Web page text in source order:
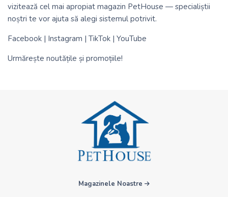
vizitează cel mai apropiat magazin PetHouse — specialiștii
noștri te vor ajuta să alegi sistemul potrivit.
Facebook | Instagram | TikTok | YouTube
Urmărește noutățile și promoțiile!
Magazinele Noastre